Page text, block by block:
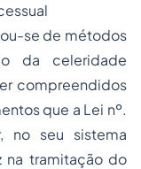
se de métodos
da celeridade
compreendidos
que a Lei nº.
no seu sistema
na tramitação do